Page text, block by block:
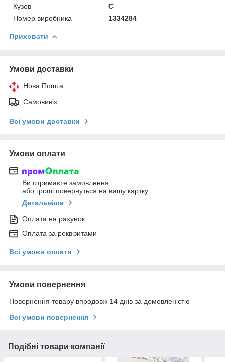
Кузов
C
Номер виробника
1334284
Приховати
Умови доставки
Нова Пошта
Самовивіз
Всі умови доставки
Умови оплати
Ви отримаєте замовлення
або гроші повернуться на вашу картку
Детальніше
Оплата на рахунок
Оплата за реквізитами
Всі умови оплати
Умови повернення
Повернення товару впродовж 14 днів за домовленістю
Всі умови повернення
Подібні товари компанії